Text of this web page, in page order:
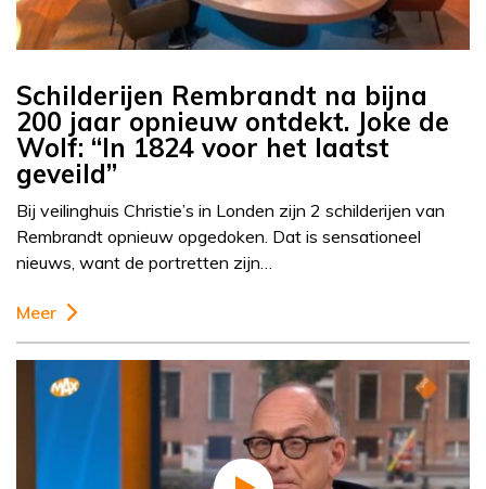
Schilderijen Rembrandt na bijna
200 jaar opnieuw ontdekt. Joke de
Wolf: “In 1824 voor het laatst
geveild”
Bij veilinghuis Christie’s in Londen zijn 2 schilderijen van
Rembrandt opnieuw opgedoken. Dat is sensationeel
nieuws, want de portretten zijn…
Meer